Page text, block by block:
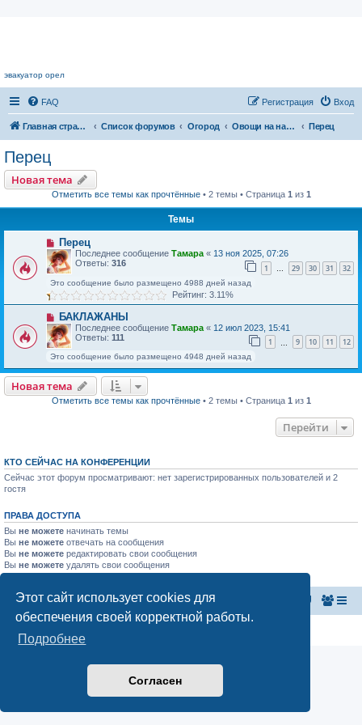
Этот сайт использует cookies для
обеспечения своей корректной работы.
Подробнее
Согласен
эвакуатор орел
FAQ Вход
Регистрация
Главная страница Список форумов Огород Овощи на наших грядках Перец
Перец
Новая тема
Отметить все темы как прочтённые• 2 темы • Страница 1 из 1
Темы
Перец
Последнее сообщение Тамара « 13 ноя 2025, 07:26
Ответы: 316 1 … 29 30 31 32
Это сообщение было размещено 4988 дней назад
Рейтинг: 3.11%
БАКЛАЖАНЫ
Последнее сообщение Тамара « 12 июл 2023, 15:41
Ответы: 111 1 9 10 11 12
Это сообщение было размещено 4948 дней назад
Новая тема
Отметить все темы как прочтённые• 2 темы • Страница 1 из 1
Перейти
КТО СЕЙЧАС НА КОНФЕРЕНЦИИ
Сейчас этот форум просматривают: нет зарегистрированных пользователей и 2
гостя
ПРАВА ДОСТУПА
Вы не можете начинать темы
Вы не можете отвечать на сообщения
Вы не можете редактировать свои сообщения
Вы не можете удалять свои сообщения
Главная страница Список форумов